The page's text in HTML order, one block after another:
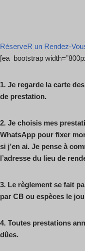
RéserveR un Rendez-
[ea_bootstrap
1. Je regarde la carte
de prestation.
2. Je choisis mes
WhatsApp pour fixer
si j’en ai. Je pense à
l’adresse du lieu de
3. Le règlement se fait
par CB ou espèces le
4. Toutes prestations
dûes.